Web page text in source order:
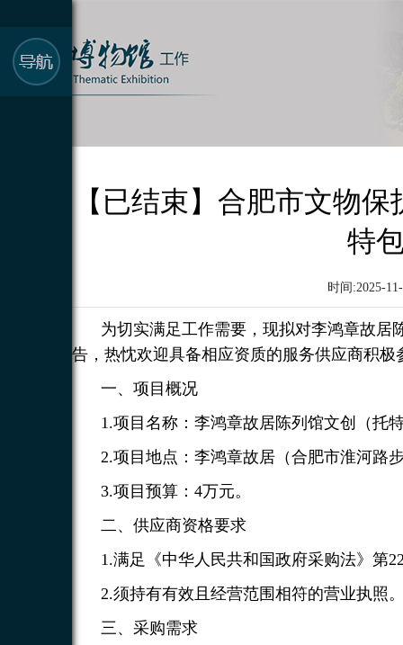
【已结束】合肥市文物
特
时间:2025-
为切实满足工作需要，现拟对李鸿章故居
告，热忱欢迎具备相应资质的服务供应商积
一、项目概况
1.项目名称：李鸿章故居陈列馆文创（托
2.项目地点：李鸿章故居（合肥市淮河路
3.项目预算：4万元。
二、供应商资格要求
1.满足《中华人民共和国政府采购法》第
2.须持有有效且经营范围相符的营业执照
三、采购需求